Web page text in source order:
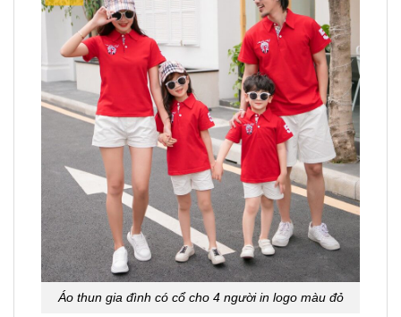
Áo thun gia đình có cổ cho 4 người in logo màu đỏ